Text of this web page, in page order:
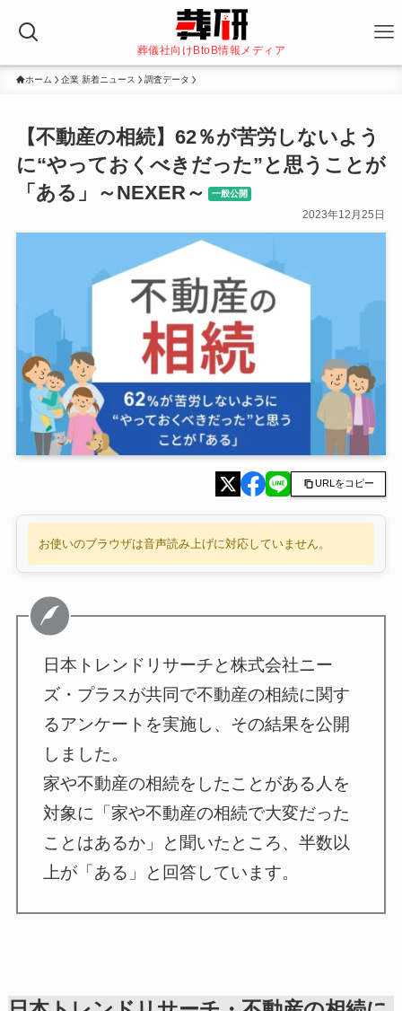
葬儀社向けBtoB情報メディア
ホーム 企業 新着ニュース 調査データ
【不動産の相続】62％が苦労しないよう
に“やっておくべきだった”と思うことが
「ある」～NEXER～
一般公開
2023年12月25日
URLをコピー
お使いのブラウザは音声読み上げに対応していません。
日本トレンドリサーチと株式会社ニー
ズ・プラスが共同で不動産の相続に関す
るアンケートを実施し、その結果を公開
しました。
家や不動産の相続をしたことがある人を
対象に「家や不動産の相続で大変だった
ことはあるか」と聞いたところ、半数以
上が「ある」と回答しています。